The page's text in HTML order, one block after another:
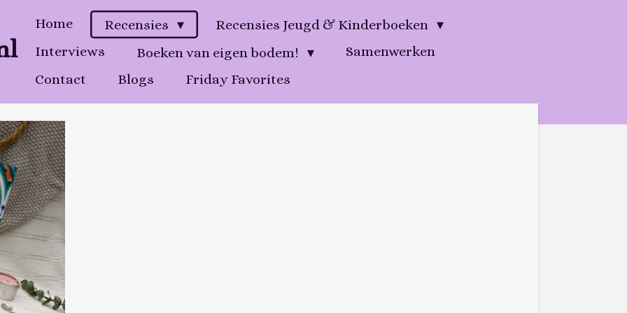
Home Recensies
Recensies Jeugd & Kinderboeken
Interviews
Boeken van eigen bodem!
Samenwerken
Contact
Blogs Friday Favorites